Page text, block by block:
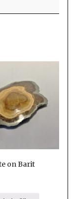
on Barit